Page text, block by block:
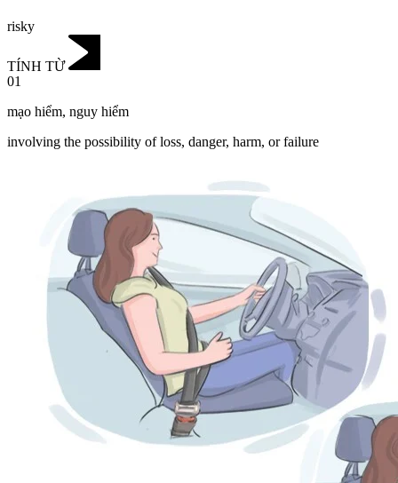
risky
TÍNH TỪ
01
mạo hiểm, nguy hiểm
involving the possibility of loss, danger, harm, or failure